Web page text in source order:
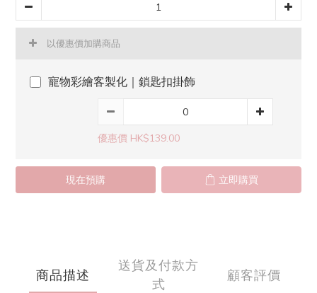
以優惠價加購商品
寵物彩繪客製化｜鎖匙扣掛飾
優惠價 HK$139.00
現在預購 立即購買
商品描述
送貨及付款方
式
顧客評價